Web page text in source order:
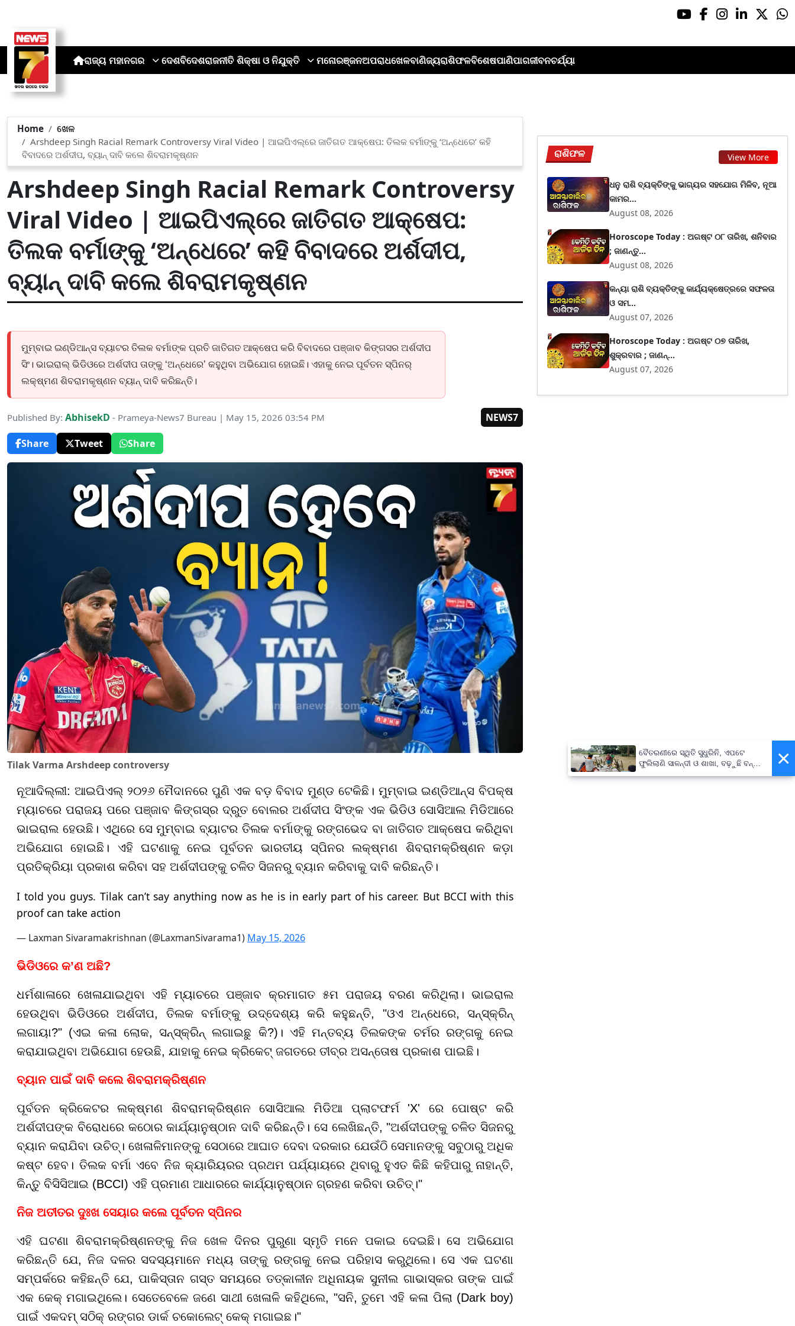
ରାଜ୍ୟ ମହାନଗର ଦେଶବିଦେଶରାଜନୀତି ଶିକ୍ଷା ଓ ନିଯୁକ୍ତି ମନୋରଞ୍ଜନଅପରାଧଖେଳବାଣିଜ୍ୟରାଶିଫଳବିଶେଷପାଣିପାଗଜୀବନଚର୍ଯ୍ୟା
Home
ଖେଳ
Arshdeep Singh Racial Remark Controversy Viral Video | ଆଇପିଏଲ୍‌ରେ ଜାତିଗତ ଆକ୍ଷେପ: ତିଲକ ବର୍ମାଙ୍କୁ ‘ଅନ୍ଧେରେ’ କହି
ବିବାଦରେ ଅର୍ଶଦୀପ, ବ୍ୟାନ୍ ଦାବି କଲେ ଶିବରାମକୃଷ୍ଣନ
Arshdeep Singh Racial Remark Controversy
Viral Video | ଆଇପିଏଲ୍‌ରେ ଜାତିଗତ ଆକ୍ଷେପ:
ତିଲକ ବର୍ମାଙ୍କୁ ‘ଅନ୍ଧେରେ’ କହି ବିବାଦରେ ଅର୍ଶଦୀପ,
ବ୍ୟାନ୍ ଦାବି କଲେ ଶିବରାମକୃଷ୍ଣନ
ମୁମ୍ବାଇ ଇଣ୍ଡିଆନ୍ସ ବ୍ୟାଟର ତିଲକ ବର୍ମାଙ୍କ ପ୍ରତି ଜାତିଗତ ଆକ୍ଷେପ କରି ବିବାଦରେ ପଞ୍ଜାବ କିଙ୍ଗସର ଅର୍ଶଦୀପ
ସିଂ। ଭାଇରାଲ୍ ଭିଡିଓରେ ଅର୍ଶଦୀପ ତାଙ୍କୁ ‘ଅନ୍ଧେରେ’ କହୁଥିବା ଅଭିଯୋଗ ହୋଇଛି। ଏହାକୁ ନେଇ ପୂର୍ବତନ ସ୍ପିନର୍
ଲକ୍ଷ୍ମଣ ଶିବରାମକୃଷ୍ଣନ ବ୍ୟାନ୍ ଦାବି କରିଛନ୍ତି।
Published By: AbhisekD - Prameya-News7 Bureau | May 15, 2026 03:54 PM
NEWS7
Share
Tweet Share
Tilak Varma Arshdeep controversy
ନୂଆଦିଲ୍ଲୀ: ଆଇପିଏଲ୍ ୨୦୨୬ ମୈଦାନରେ ପୁଣି ଏକ ବଡ଼ ବିବାଦ ମୁଣ୍ଡ ଟେକିଛି। ମୁମ୍ବାଇ ଇଣ୍ଡିଆନ୍ସ ବିପକ୍ଷ
ମ୍ୟାଚରେ ପରାଜୟ ପରେ ପଞ୍ଜାବ କିଙ୍ଗସ୍ର ଦ୍ରୁତ ବୋଲର ଅର୍ଶଦୀପ ସିଂଙ୍କ ଏକ ଭିଡିଓ ସୋସିଆଲ ମିଡିଆରେ
ଭାଇରାଲ ହେଉଛି। ଏଥିରେ ସେ ମୁମ୍ବାଇ ବ୍ୟାଟର ତିଲକ ବର୍ମାଙ୍କୁ ରଙ୍ଗଭେଦ ବା ଜାତିଗତ ଆକ୍ଷେପ କରିଥିବା
ଅଭିଯୋଗ ହୋଇଛି। ଏହି ଘଟଣାକୁ ନେଇ ପୂର୍ବତନ ଭାରତୀୟ ସ୍ପିନର ଲକ୍ଷ୍ମଣ ଶିବରାମକ୍ରିଷ୍ଣନ କଡ଼ା
ପ୍ରତିକ୍ରିୟା ପ୍ରକାଶ କରିବା ସହ ଅର୍ଶଦୀପଙ୍କୁ ଚଳିତ ସିଜନରୁ ବ୍ୟାନ କରିବାକୁ ଦାବି କରିଛନ୍ତି।
I told you guys. Tilak can’t say anything now as he is in early part of his career. But BCCI with this
proof can take action
— Laxman Sivaramakrishnan (@LaxmanSivarama1) May 15, 2026
ଭିଡିଓରେ କ’ଣ ଅଛି?
ଧର୍ମଶାଳାରେ ଖେଳାଯାଇଥିବା ଏହି ମ୍ୟାଚରେ ପଞ୍ଜାବ କ୍ରମାଗତ ୫ମ ପରାଜୟ ବରଣ କରିଥିଲା। ଭାଇରାଲ
ହେଉଥିବା ଭିଡିଓରେ ଅର୍ଶଦୀପ, ତିଲକ ବର୍ମାଙ୍କୁ ଉଦ୍ଦେଶ୍ୟ କରି କହୁଛନ୍ତି, "ଓଏ ଅନ୍ଧେରେ, ସନ୍ସ୍କ୍ରିନ୍
ଲଗାୟା?" (ଏଇ କଳା ଲୋକ, ସନ୍ସ୍କ୍ରିନ୍ ଲଗାଇଛୁ କି?)। ଏହି ମନ୍ତବ୍ୟ ତିଲକଙ୍କ ଚର୍ମର ରଙ୍ଗକୁ ନେଇ
କରାଯାଇଥିବା ଅଭିଯୋଗ ହେଉଛି, ଯାହାକୁ ନେଇ କ୍ରିକେଟ୍ ଜଗତରେ ତୀବ୍ର ଅସନ୍ତୋଷ ପ୍ରକାଶ ପାଇଛି।
ବ୍ୟାନ ପାଇଁ ଦାବି କଲେ ଶିବରାମକ୍ରିଷ୍ଣନ
ପୂର୍ବତନ କ୍ରିକେଟର ଲକ୍ଷ୍ମଣ ଶିବରାମକ୍ରିଷ୍ଣନ ସୋସିଆଲ ମିଡିଆ ପ୍ଲାଟଫର୍ମ 'X' ରେ ପୋଷ୍ଟ କରି
ଅର୍ଶଦୀପଙ୍କ ବିରୋଧରେ କଠୋର କାର୍ଯ୍ୟାନୁଷ୍ଠାନ ଦାବି କରିଛନ୍ତି। ସେ ଲେଖିଛନ୍ତି, "ଅର୍ଶଦୀପଙ୍କୁ ଚଳିତ ସିଜନରୁ
ବ୍ୟାନ କରାଯିବା ଉଚିତ୍। ଖେଳାଳିମାନଙ୍କୁ ସେଠାରେ ଆଘାତ ଦେବା ଦରକାର ଯେଉଁଠି ସେମାନଙ୍କୁ ସବୁଠାରୁ ଅଧିକ
କଷ୍ଟ ହେବ। ତିଲକ ବର୍ମା ଏବେ ନିଜ କ୍ୟାରିୟରର ପ୍ରଥମ ପର୍ଯ୍ୟାୟରେ ଥିବାରୁ ହୁଏତ କିଛି କହିପାରୁ ନାହାନ୍ତି,
କିନ୍ତୁ ବିସିସିଆଇ (BCCI) ଏହି ପ୍ରମାଣ ଆଧାରରେ କାର୍ଯ୍ୟାନୁଷ୍ଠାନ ଗ୍ରହଣ କରିବା ଉଚିତ୍।"
ନିଜ ଅତୀତର ଦୁଃଖ ସେୟାର କଲେ ପୂର୍ବତନ ସ୍ପିନର
ଏହି ଘଟଣା ଶିବରାମକ୍ରିଷ୍ଣନଙ୍କୁ ନିଜ ଖେଳ ଦିନର ପୁରୁଣା ସ୍ମୃତି ମନେ ପକାଇ ଦେଇଛି। ସେ ଅଭିଯୋଗ
କରିଛନ୍ତି ଯେ, ନିଜ ଦଳର ସଦସ୍ୟମାନେ ମଧ୍ୟ ତାଙ୍କୁ ରଙ୍ଗକୁ ନେଇ ପରିହାସ କରୁଥିଲେ। ସେ ଏକ ଘଟଣା
ସମ୍ପର୍କରେ କହିଛନ୍ତି ଯେ, ପାକିସ୍ତାନ ଗସ୍ତ ସମୟରେ ତତ୍କାଳୀନ ଅଧିନାୟକ ସୁନୀଲ ଗାଭାସ୍କର ତାଙ୍କ ପାଇଁ
ଏକ କେକ୍ ମଗାଇଥିଲେ। ସେତେବେଳେ ଜଣେ ସାଥୀ ଖେଳାଳି କହିଥିଲେ, "ସନି, ତୁମେ ଏହି କଳା ପିଲା (Dark boy)
ପାଇଁ ଏକଦମ୍ ସଠିକ୍ ରଙ୍ଗର ଡାର୍କ ଚକୋଲେଟ୍ କେକ୍ ମଗାଇଛ।"
ରାଶିଫଳ View More
ଧନୁ ରାଶି ବ୍ୟକ୍ତିଙ୍କୁ ଭାଗ୍ୟର ସହଯୋଗ ମିଳିବ, ନୂଆ
କାମର...
August 08, 2026
Horoscope Today : ଅଗଷ୍ଟ ୦୮ ତାରିଖ, ଶନିବାର
; ଜାଣନ୍ତୁ...
August 08, 2026
କନ୍ୟା ରାଶି ବ୍ୟକ୍ତିଙ୍କୁ କାର୍ଯ୍ୟକ୍ଷେତ୍ରରେ ସଫଳତା
ଓ ସମ...
August 07, 2026
Horoscope Today : ଅଗଷ୍ଟ ୦୭ ତାରିଖ,
ଶୁକ୍ରବାର ; ଜାଣନ୍...
August 07, 2026
×
ବୈତରଣୀରେ ସ୍ଥିତି ସୁଧୁରିନି, ଏପଟେ
ଫୁଲିଲାଣି ସାଳନ୍ଦୀ ଓ ଶାଖା, ବଢ଼ୁଛି ବନ୍ୟା
ଭୟ